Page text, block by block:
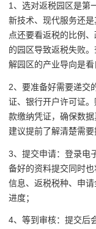
1、选对返税园区是第
新技术、现代服务还
点还要看返税的比例
的园区导致返税失败
解园区的产业导向是看
2、要准备好需要递交
证、银行开户许可证
款缴纳凭证，确保数据
建议提前了解清楚需要
3、提交申请：登录电
备好的资料提交同时
信息、返税税种、申
进度；
4、等到审核：提交后